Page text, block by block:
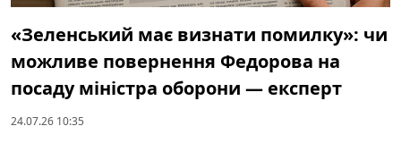
«Зеленський має визнати помилку»: чи
можливе повернення Федорова на
посаду міністра оборони — експерт
24.07.26 10:35